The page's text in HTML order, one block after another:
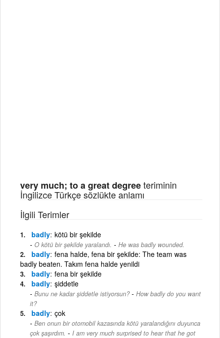
very much; to a great degreeteriminin
İngilizce Türkçe sözlükte anlamı
İlgili Terimler
badly kötü bir şekilde
O kötü bir şekilde yaralandı. - He was badly wounded.
badly fena halde, fena bir şekilde: The team was
badly beaten. Takım fena halde yenildi
badly fena bir şekilde
badly şiddetle
Bunu ne kadar şiddetle istiyorsun? - How badly do you want
it?
badly çok
Ben onun bir otomobil kazasında kötü yaralandığını duyunca
çok şaşırdım. - I am very much surprised to hear that he got